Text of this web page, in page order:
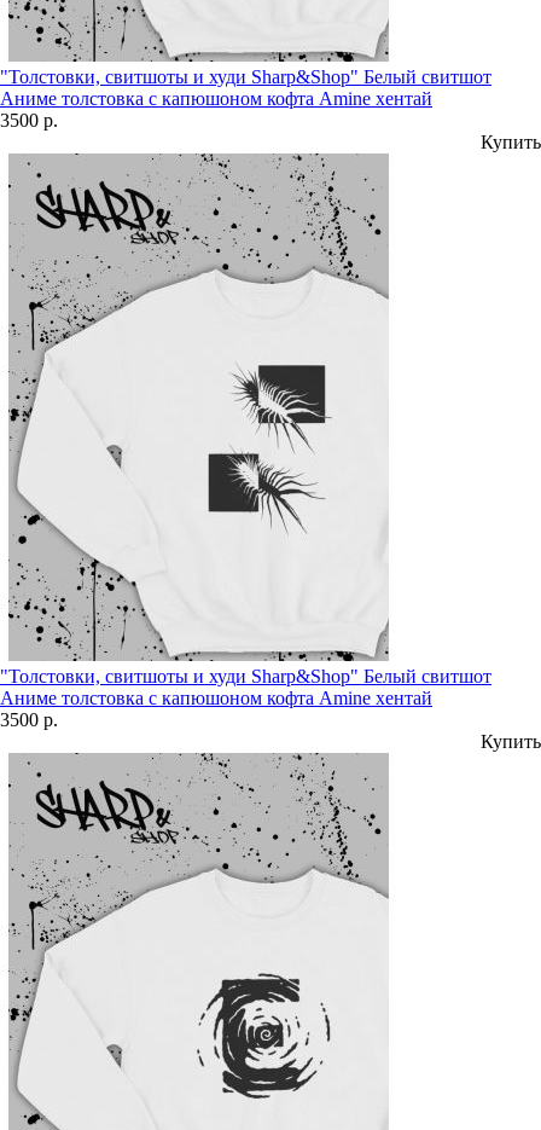
"Толстовки, свитшоты и худи Sharp&Shop" Белый свитшот
Аниме толстовка с капюшоном кофта Amine хентай
3500 р.
Купить
"Толстовки, свитшоты и худи Sharp&Shop" Белый свитшот
Аниме толстовка с капюшоном кофта Amine хентай
3500 р.
Купить